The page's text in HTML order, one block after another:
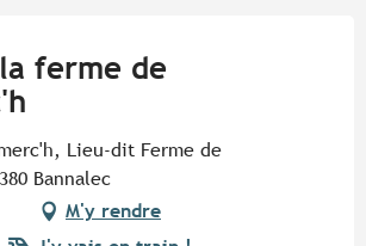
ferme de
Lieu-dit Ferme de
Bannalec
M'y rendre